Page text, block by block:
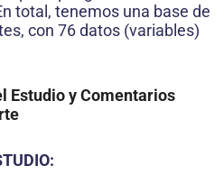
total, tenemos una base de
con 76 datos (variables)
Estudio y Comentarios